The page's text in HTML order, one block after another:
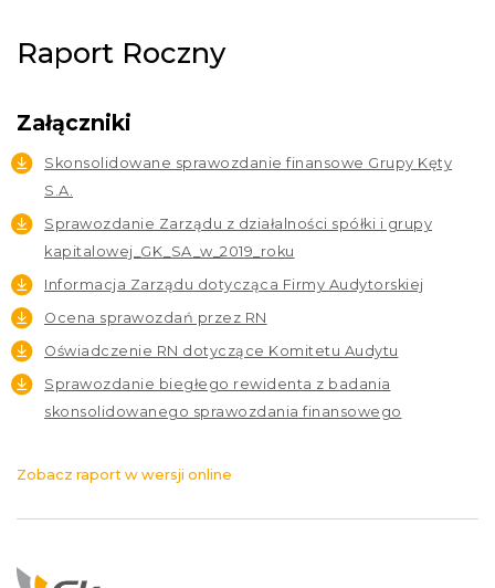
Raport Roczny
Załączniki
Skonsolidowane sprawozdanie finansowe Grupy Kęty
S.A.
Sprawozdanie Zarządu z działalności spółki i grupy
kapitalowej_GK_SA_w_2019_roku
Informacja Zarządu dotycząca Firmy Audytorskiej
Ocena sprawozdań przez RN
Oświadczenie RN dotyczące Komitetu Audytu
Sprawozdanie biegłego rewidenta z badania
skonsolidowanego sprawozdania finansowego
Zobacz raport w wersji online